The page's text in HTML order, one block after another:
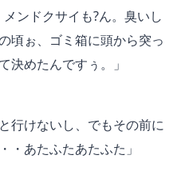
ンドクサイも?ん。臭いし
頃ぉ、ゴミ箱に頭から突っ
決めたんですぅ。」
行けないし、でもその前に
・あたふたあたふた」